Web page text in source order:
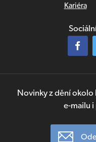
Kariéra
Novinky z dění okolo
e-mailu i